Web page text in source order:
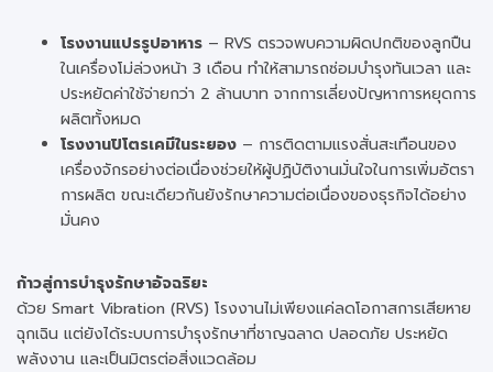
โรงงานแปรรูปอาหาร – RVS ตรวจพบความผิดปกติของลูกปืน
ในเครื่องโม่ล่วงหน้า 3 เดือน ทำให้สามารถซ่อมบำรุงทันเวลา และ
ประหยัดค่าใช้จ่ายกว่า 2 ล้านบาท จากการเลี่ยงปัญหาการหยุดการ
ผลิตทั้งหมด
โรงงานปิโตรเคมีในระยอง – การติดตามแรงสั่นสะเทือนของ
เครื่องจักรอย่างต่อเนื่องช่วยให้ผู้ปฏิบัติงานมั่นใจในการเพิ่มอัตรา
การผลิต ขณะเดียวกันยังรักษาความต่อเนื่องของธุรกิจได้อย่าง
มั่นคง
ก้าวสู่การบำรุงรักษาอัจฉริยะ
ด้วย Smart Vibration (RVS) โรงงานไม่เพียงแค่ลดโอกาสการเสียหาย
ฉุกเฉิน แต่ยังได้ระบบการบำรุงรักษาที่ชาญฉลาด ปลอดภัย ประหยัด
พลังงาน และเป็นมิตรต่อสิ่งแวดล้อม